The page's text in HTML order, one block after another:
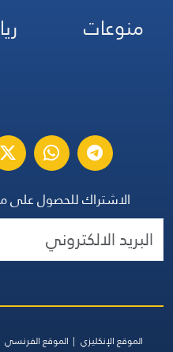
منوعات
الاشتراك للحصول
الموقع الإنكليزي الموقع الفرنسي